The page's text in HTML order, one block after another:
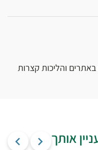
באתרים והליכות קצרות
אותך